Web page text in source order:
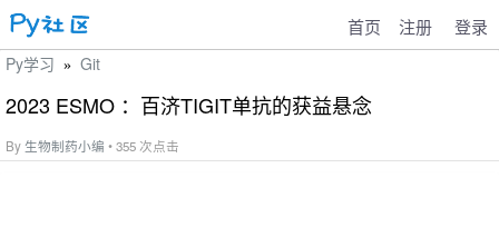
首页 注册 登录
Py学习 » Git
2023 ESMO ：百济TIGIT单抗的获益悬念
By 生物制药小编 • 355 次点击